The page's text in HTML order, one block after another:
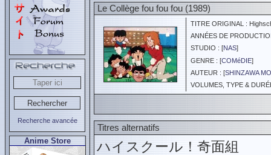
Recherche avancée
Anime Store
Le Collège fou fou fou (1989)
TITRE ORIGINAL :
ANNÉES DE
STUDIO : [NAS]
GENRE : [COMéDIE]
AUTEUR : [SHINZAWA
VOLUMES, TYPE &
Titres alternatifs
ハイスクール！奇面組